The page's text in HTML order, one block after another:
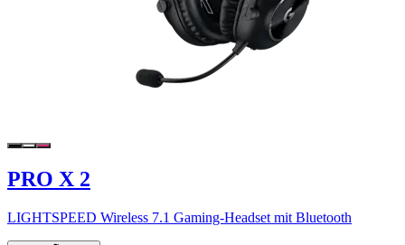
PRO X 2
LIGHTSPEED Wireless 7.1 Gaming-Headset mit Bluetooth